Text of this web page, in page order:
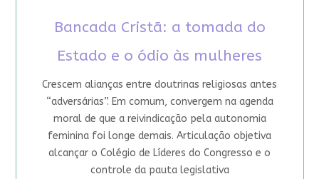
Bancada Cristã: a tomada do
Estado e o ódio às mulheres
Crescem alianças entre doutrinas religiosas antes
“adversárias”. Em comum, convergem na agenda
moral de que a reivindicação pela autonomia
feminina foi longe demais. Articulação objetiva
alcançar o Colégio de Líderes do Congresso e o
controle da pauta legislativa